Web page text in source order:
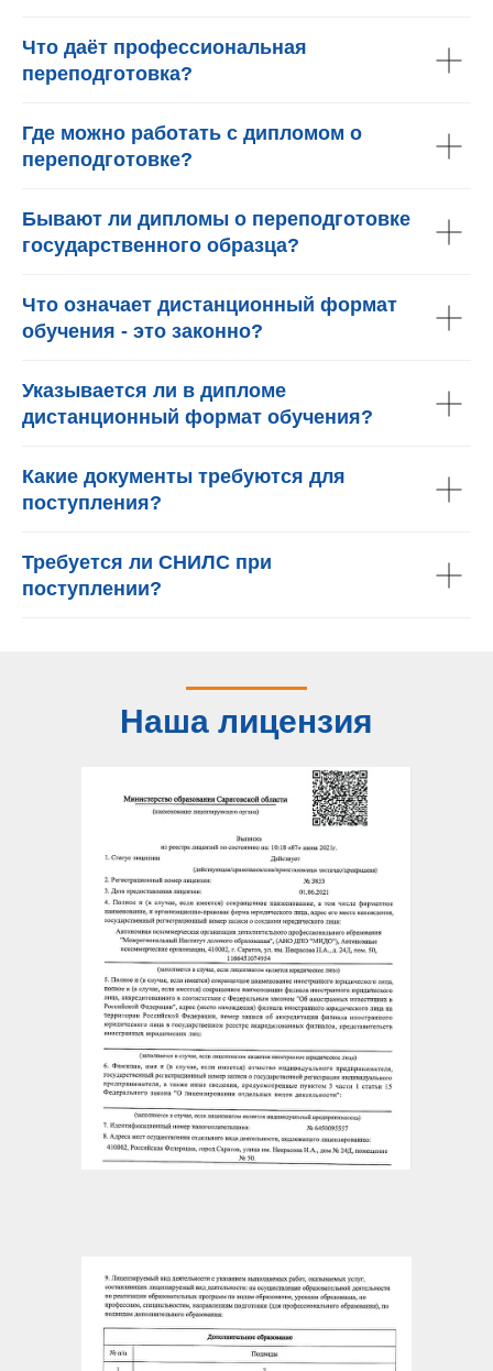
Что даёт профессиональная
переподготовка?
Где можно работать с дипломом о
переподготовке?
Бывают ли дипломы о переподготовке
государственного образца?
Что означает дистанционный формат
обучения - это законно?
Указывается ли в дипломе
дистанционный формат обучения?
Какие документы требуются для
поступления?
Требуется ли СНИЛС при
поступлении?
Наша лицензия